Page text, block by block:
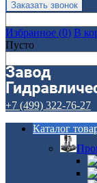
Избранное (0) В
Пусто
+7 (499) 322-76-27
Каталог